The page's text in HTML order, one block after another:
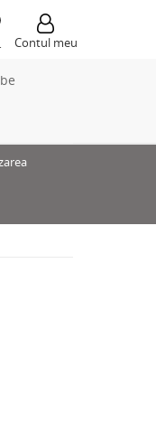
Contul meu